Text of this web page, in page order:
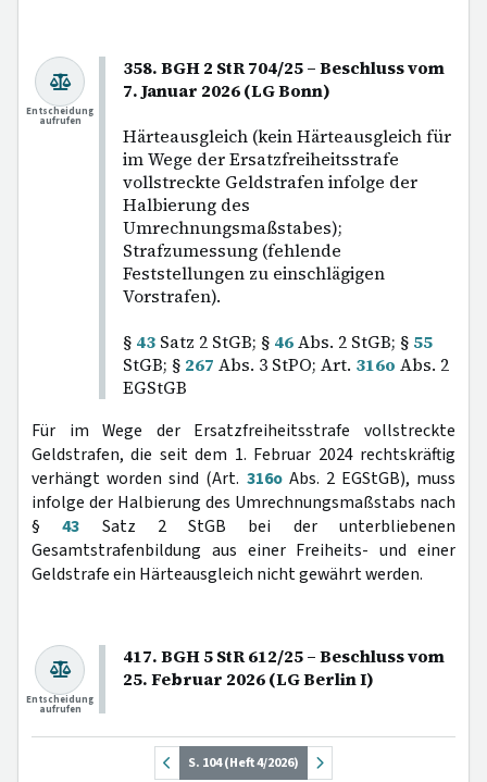
358. BGH 2 StR 704/25 – Beschluss vom
7. Januar 2026 (LG Bonn)
Härteausgleich (kein Härteausgleich für
im Wege der Ersatzfreiheitsstrafe
vollstreckte Geldstrafen infolge der
Halbierung des
Umrechnungsmaßstabes);
Strafzumessung (fehlende
Feststellungen zu einschlägigen
Vorstrafen).
§ 43 Satz 2 StGB; § 46Abs. 2 StGB; § 55
StGB; § 267 Abs. 3 StPO; Art. 316o Abs. 2
EGStGB
Entscheidung
aufrufen
Für im Wege der Ersatzfreiheitsstrafe vollstreckte
Geldstrafen, die seit dem 1. Februar 2024 rechtskräftig
verhängt worden sind (Art. 316oAbs. 2 EGStGB), muss
infolge der Halbierung des Umrechnungsmaßstabs nach
§43 Satz 2 StGB bei der unterbliebenen
Gesamtstrafenbildung aus einer Freiheits- und einer
Geldstrafe ein Härteausgleich nicht gewährt werden.
417. BGH 5 StR 612/25 – Beschluss vom
25. Februar 2026 (LG Berlin I)
Entscheidung
aufrufen
S. 104 (Heft 4/2026)